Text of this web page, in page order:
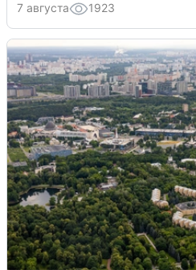
7 августа 1923